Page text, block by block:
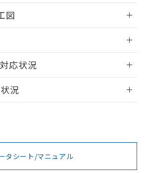
図
きます。
ログイン/会員登録
ご利用いただく前に、以下を必ずお読
件
応状況
項・凡例
況
タシート/マニュアル
て対応品への在庫切替を完了
から、特段のことがない限
1月12日より割愛しておりま